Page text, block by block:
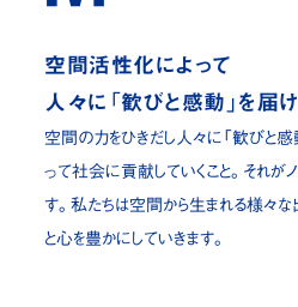
空間活性化によって
人々に「歓びと感動」を届
空間の力をひきだし人々に「歓びと
って社会に貢献していくこと。それが
す。私たちは空間から生まれる様々な
と心を豊かにしていきます。